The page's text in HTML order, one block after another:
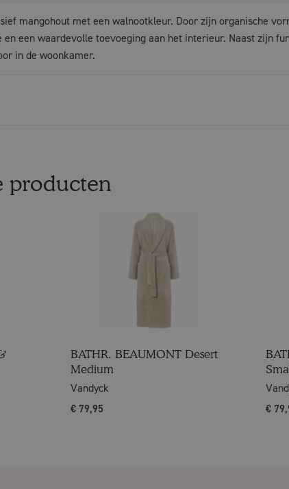
mangohout met een walnootkleur. Door zijn organische
en een waardevolle toevoeging aan het interieur. Naast zijn
in de woonkamer.
producten
BATHR. BEAUMONT Desert
Medium
Vandyck
€ 79,95 €